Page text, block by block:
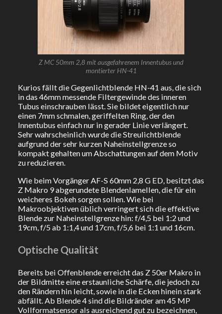
Z MC 50mm 2,8 mit ausgefahrenem Innentubus und
montierter HN-41
Kurios fällt die Gegenlichtblende HN-41 aus, die sich
in das 46mm messende Filtergewinde des inneren
Tubus einschrauben lässt. Sie bildet eigentlich nur
einen 7mm schmalen, geriffelten Ring, der den
Innentubus einfach nur in gerader Linie verlängert.
Sehr wahrscheinlich wurde die Streulichtblende
aufgrund der sehr kurzen Naheinstellgrenze so
kompakt gehalten um Abschattungen auf dem Motiv
zu reduzieren.
Wie beim Vorgänger AF-S 60mm 2,8 G ED, besitzt das
Z Makro 9 abgerundete Blendenlamellen, die für ein
weicheres Bokeh sorgen sollen. Wie bei
Makroobjektiven üblich verringert sich die effektive
Blende zur Naheinstellgrenze hin: f/4,5 bei 1:2 und
19cm, f/5 ab 1:1,4 und 17cm, f/5,6 bei 1:1 und 16cm.
Optische Qualität
Bereits bei Offenblende erreicht das Z 50er Makro in
der Bildmitte eine erstaunliche Schärfe, die jedoch zu
den Rändern hin leicht, sowie in die Ecken hinein stark
abfällt. Ab Blende 4 sind die Bildränder am 45 MP
Vollformatsensor als ausreichend gut zu bezeichnen,